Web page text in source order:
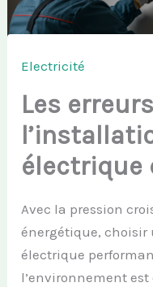
Electricité
Les
électrique
Avec la pression
énergétique, choisir
électrique
l’environnement est